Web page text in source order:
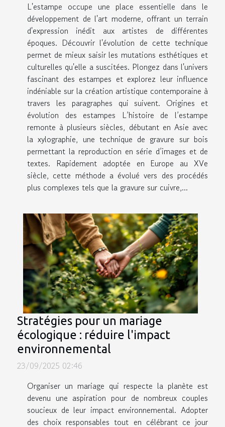
L'estampe occupe une place essentielle dans le
développement de l'art moderne, offrant un terrain
d'expression inédit aux artistes de différentes
époques. Découvrir l'évolution de cette technique
permet de mieux saisir les mutations esthétiques et
culturelles qu'elle a suscitées. Plongez dans l'univers
fascinant des estampes et explorez leur influence
indéniable sur la création artistique contemporaine à
travers les paragraphes qui suivent. Origines et
évolution des estampes L’histoire de l’estampe
remonte à plusieurs siècles, débutant en Asie avec
la xylographie, une technique de gravure sur bois
permettant la reproduction en série d’images et de
textes. Rapidement adoptée en Europe au XVe
siècle, cette méthode a évolué vers des procédés
plus complexes tels que la gravure sur cuivre,...
Stratégies pour un mariage
écologique : réduire l'impact
environnemental
23/09/2025 02:46
Organiser un mariage qui respecte la planète est
devenu une aspiration pour de nombreux couples
soucieux de leur impact environnemental. Adopter
des choix responsables tout en célébrant ce jour